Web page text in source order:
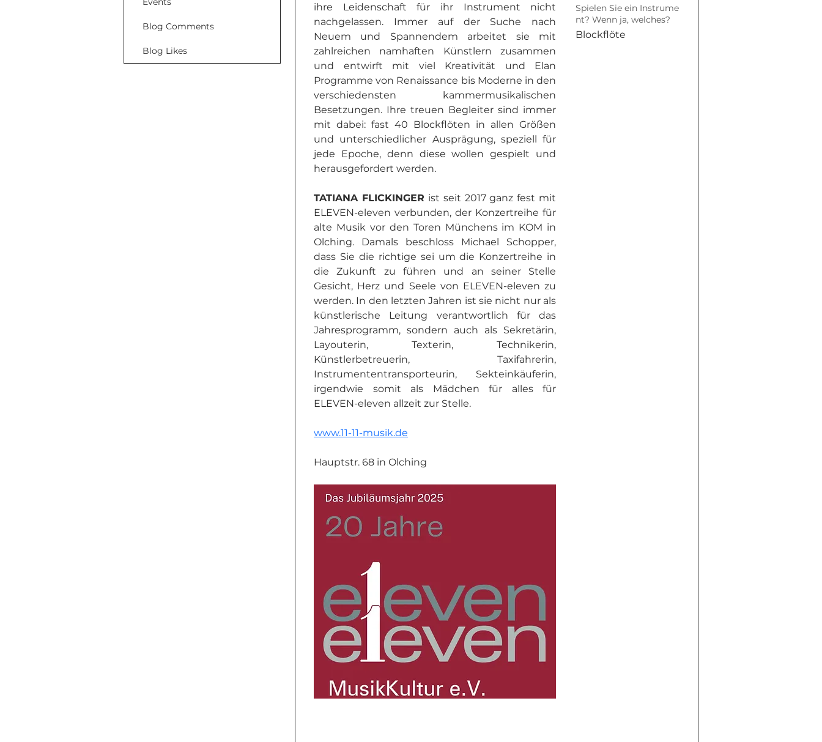
ihre Leidenschaft für ihr Instrument nicht
nachgelassen. Immer auf der Suche nach
Neuem und Spannendem arbeitet sie mit
zahlreichen namhaften Künstlern zusammen
und entwirft mit viel Kreativität und Elan
Programme von Renaissance bis Moderne in den
verschiedensten kammermusikalischen
Besetzungen. Ihre treuen Begleiter sind immer
mit dabei: fast 40 Blockflöten in allen Größen
und unterschiedlicher Ausprägung, speziell für
jede Epoche, denn diese wollen gespielt und
herausgefordert werden.
TATIANA FLICKINGER ist seit 2017 ganz fest mit
ELEVEN-eleven verbunden, der Konzertreihe für
alte Musik vor den Toren Münchens im KOM in
Olching. Damals beschloss Michael Schopper,
dass Sie die richtige sei um die Konzertreihe in
die Zukunft zu führen und an seiner Stelle
Gesicht, Herz und Seele von ELEVEN-eleven zu
werden. In den letzten Jahren ist sie nicht nur als
künstlerische Leitung verantwortlich für das
Jahresprogramm, sondern auch als Sekretärin,
Layouterin, Texterin, Technikerin,
Künstlerbetreuerin, Taxifahrerin,
Instrumententransporteurin, Sekteinkäuferin,
irgendwie somit als Mädchen für alles für
ELEVEN-eleven allzeit zur Stelle.
www.11-11-musik.de
Hauptstr. 68 in Olching
Spielen Sie ein Instrume
nt? Wenn ja, welches?
Blockflöte
Blog Comments
Blog Likes